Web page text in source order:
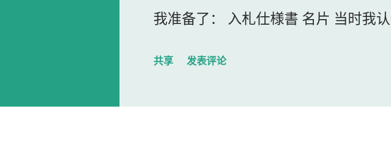
我准备了： 入札仕様書 名片 当时我
开门。 我拿起电话后说道： お世話
共享 发表评论